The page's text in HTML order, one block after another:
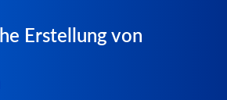
Erstellung von